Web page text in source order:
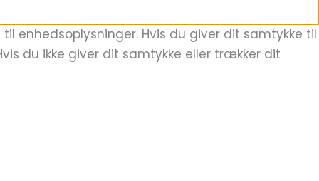
enhedsoplysninger. Hvis du giver dit samtykke til
du ikke giver dit samtykke eller trækker dit